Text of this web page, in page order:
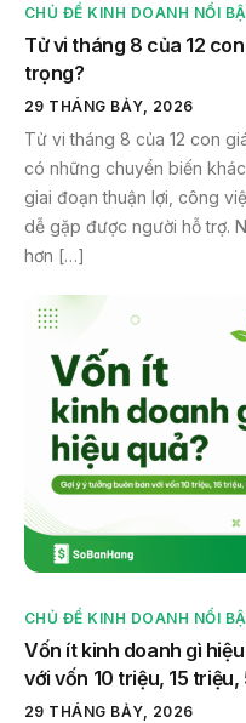
CHỦ ĐỀ KINH DOANH NỔI
Tử vi tháng 8 của 12
trọng?
29 THÁNG BẢY, 2026
Tử vi tháng 8 của 12 con
có những chuyển biến
giai đoạn thuận lợi, công
dễ gặp được người hỗ trợ.
hơn […]
CHỦ ĐỀ KINH DOANH NỔI
Vốn ít kinh doanh gì
với vốn 10 triệu, 15
29 THÁNG BẢY, 2026